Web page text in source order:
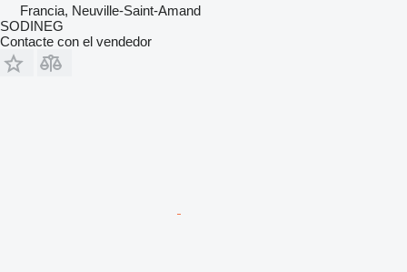
Francia, Neuville-Saint-Amand
SODINEG
Contacte con el vendedor